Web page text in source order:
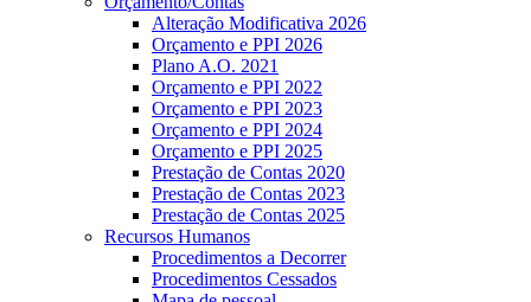
Alteração Modificativa 2026
Orçamento e PPI 2026
Plano A.O. 2021
Orçamento e PPI 2022
Orçamento e PPI 2023
Orçamento e PPI 2024
Orçamento e PPI 2025
Prestação de Contas 2020
Prestação de Contas 2023
Prestação de Contas 2025
Recursos Humanos
Procedimentos a Decorrer
Procedimentos Cessados